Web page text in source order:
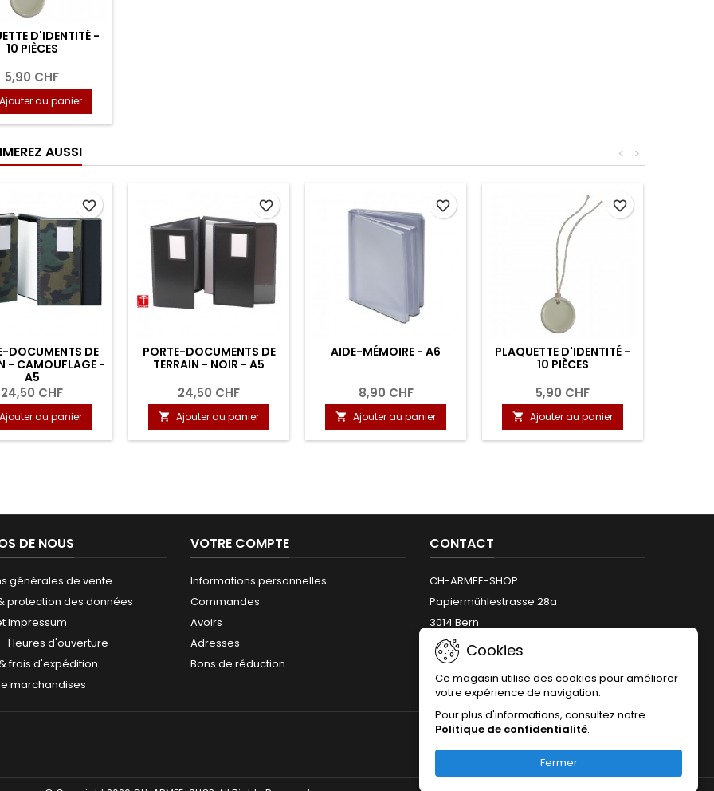
D'IDENTITÉ -
10 PIÈCES
5,90 CHF
Ajouter au panier
AUSSI >
<
DOCUMENTS DE
- CAMOUFLAGE -
A5
24,50 CHF
Ajouter au panier
favorite_border
PORTE-DOCUMENTS DE
TERRAIN - NOIR - A5
24,50 CHF
 Ajouter au panier
favorite_border
AIDE-MÉMOIRE - A6
8,90 CHF
 Ajouter au panier
favorite_border
PLAQUETTE D'IDENTITÉ -
10 PIÈCES
5,90 CHF
 Ajouter au panier
favorite_border
DE NOUS
générales de vente
protection des données
Impressum
Heures d'ouverture
frais d'expédition
marchandises
VOTRE COMPTE
Informations personnelles
Commandes
Avoirs
Adresses
Bons de réduction
CONTACT
CH-ARMEE-SHOP
Papiermühlestrasse 28a
3014 Bern
Téléphone:
+41 (0)31 312 12 66
Email:
Cookies
Ce magasin utilise des cookies pour améliorer
votre expérience de navigation.
Pour plus d'informations, consultez notre
Politique de confidentialité.
Fermer